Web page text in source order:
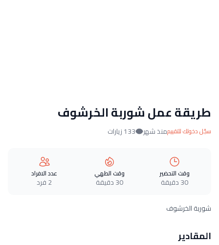
طريقة عمل شوربة الخرشوف
سجّل دخولك للتقييممنذ شهر 133 زيارات
وقت التحضير
30 دقيقة
وقت الطهي
30 دقيقة
عدد الافراد
2 فرد
شوربة الخرشوف
المقادير